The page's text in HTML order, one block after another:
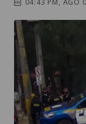
04:43 PM, AGO